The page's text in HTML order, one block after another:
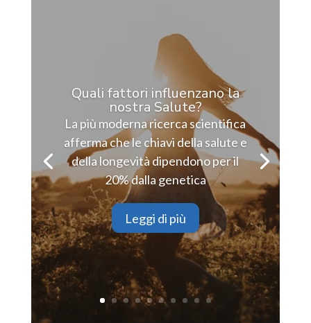
Quali fattori influenzano la
nostra Salute?
La più moderna ricerca scientifica
afferma che le chiavi della salute e
della longevità dipendono per il
20% dalla genetica
Leggi di più